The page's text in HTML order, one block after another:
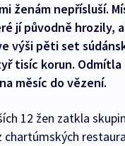
ženám nepřísluší.
jí původně hrozily,
výši pěti set
tisíc korun. Odmítla
měsíc do vězení.
12 žen zatkla
chartúmských